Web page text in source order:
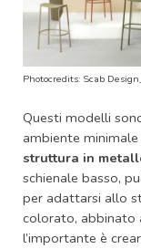
Photocredits: Scab
Questi modelli
ambiente
struttura in
schienale basso,
per adattarsi allo
colorato, abbinato
l’importante è